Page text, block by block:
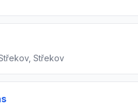
Střekov